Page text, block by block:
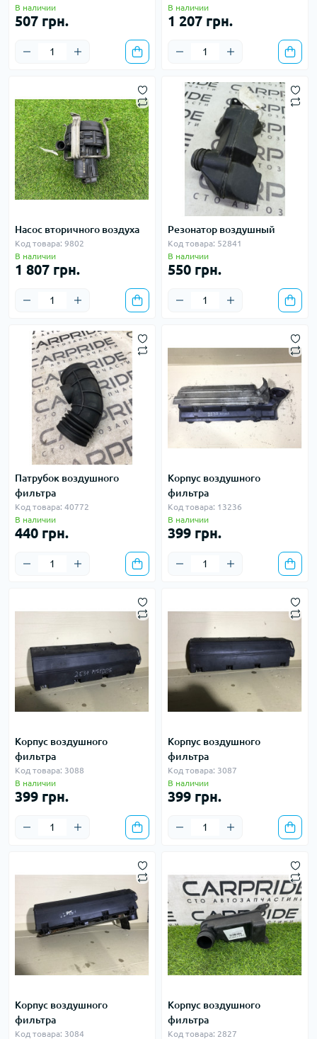
В наличии
507 грн.
В наличии
1 207 грн.
Насос вторичного воздуха
Код товара: 9802
В наличии
1 807 грн.
Резонатор воздушный
Код товара: 52841
В наличии
550 грн.
Патрубок воздушного
фильтра
Код товара: 40772
В наличии
440 грн.
Корпус воздушного
фильтра
Код товара: 13236
В наличии
399 грн.
Корпус воздушного
фильтра
Код товара: 3088
В наличии
399 грн.
Корпус воздушного
фильтра
Код товара: 3087
В наличии
399 грн.
Корпус воздушного
фильтра
Код товара: 3084
Корпус воздушного
фильтра
Код товара: 2827